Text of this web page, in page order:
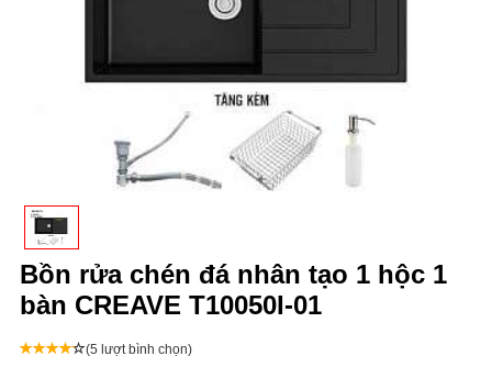
Bồn rửa chén đá nhân tạo 1 hộc 1
bàn CREAVE T10050I-01
(5 lượt bình chọn)